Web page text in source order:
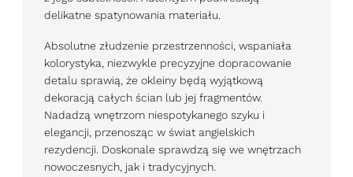
delikatne spatynowania materiału.
Absolutne złudzenie przestrzenności, wspaniała
kolorystyka, niezwykle precyzyjne dopracowanie
detalu sprawią, że okleiny będą wyjątkową
dekoracją całych ścian lub jej fragmentów.
Nadadzą wnętrzom niespotykanego szyku i
elegancji, przenosząc w świat angielskich
rezydencji. Doskonale sprawdzą się we wnętrzach
nowoczesnych, jak i tradycyjnych.